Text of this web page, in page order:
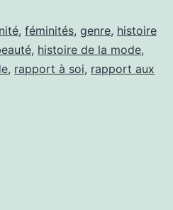
toire
de
, féminités, genre, histoire
, histoire de la mode,
, rapport à soi, rapport aux